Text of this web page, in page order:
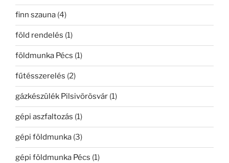
finn szauna (4)
föld rendelés (1)
földmunka Pécs (1)
fűtésszerelés (2)
gázkészülék Pilsivörösvár (1)
gépi aszfaltozás (1)
gépi földmunka (3)
gépi földmunka Pécs (1)